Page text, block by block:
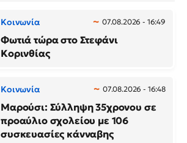
Κοινωνία 07.08.2026 - 16:49
Φωτιά τώρα στο Στεφάνι
Κορινθίας
Κοινωνία 07.08.2026 - 16:48
Μαρούσι: Σύλληψη 35χρονου σε
προαύλιο σχολείου με 106
συσκευασίες κάνναβης